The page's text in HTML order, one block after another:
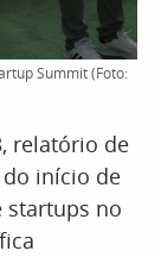
Summit (Foto:
relatório de
início de
startups no